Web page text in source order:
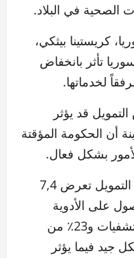
الصحية في البلاد.
كريستينا بيثكي،
في سوريا تأثر بانخفاض
قد يؤثر
أن الحكومة المؤقتة
بشكل فعال.
بيثكي أضافت أنه وبسبب نقص التمويل تعرض 7,4
على الأدوية
والعلاج مبينة أن 58٪ من المستشفيات و23٪ من
جيد فيما يؤثر